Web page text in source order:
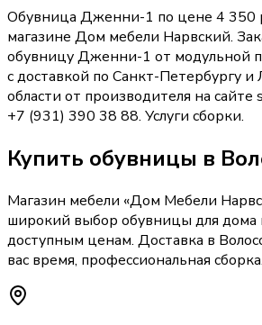
Обувница Дженни-1 по цене 4 350
магазине Дом мебели Нарвский.
обувницу Дженни-1 от модульной
с доставкой по Санкт-Петербургу и
области от производителя на
+7 (931) 390 38 88. Услуги сборки.
Купить обувницы в
Магазин мебели «Дом Мебели
широкий выбор обувницы для дома
доступным ценам. Доставка в
вас время, профессиональная сборка.